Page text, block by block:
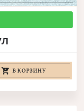
В КОРЗИНУ